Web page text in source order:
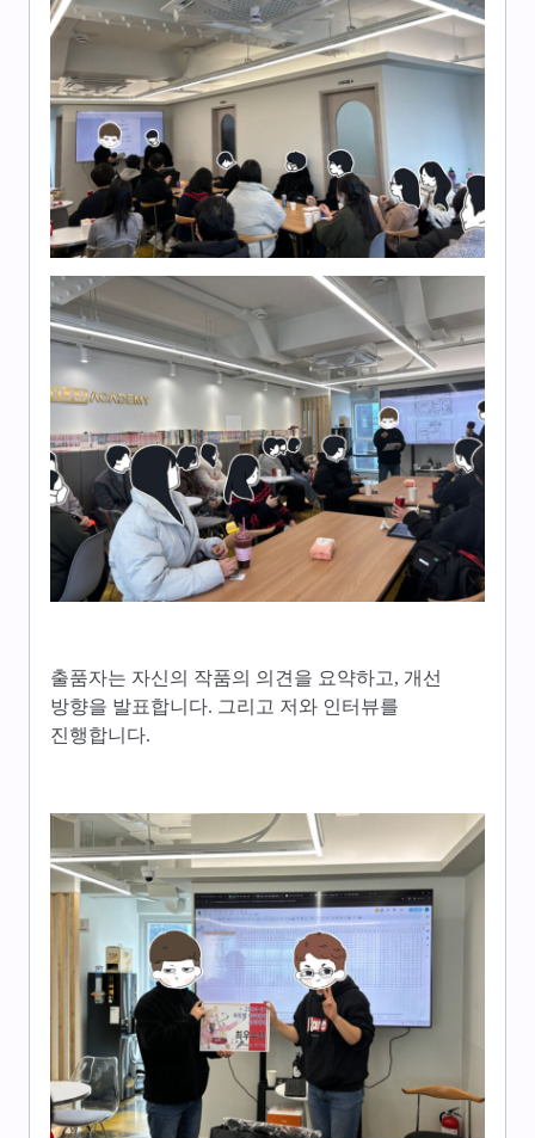
출품자는 자신의 작품의 의견을 요약하고, 개선
방향을 발표합니다. 그리고 저와 인터뷰를
진행합니다.